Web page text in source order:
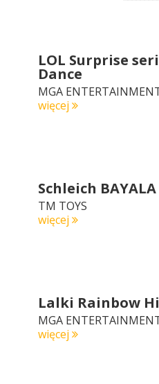
LOL Surprise
Dance
MGA
więcej
Schleich BAYALA
TM TOYS
więcej
Lalki Rainbow
MGA
więcej